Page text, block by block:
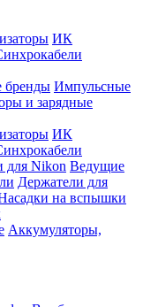
ИК
бренды Импульсные
и зарядные
ИК
Nikon Ведущие
Держатели для
на вспышки
Аккумуляторы,